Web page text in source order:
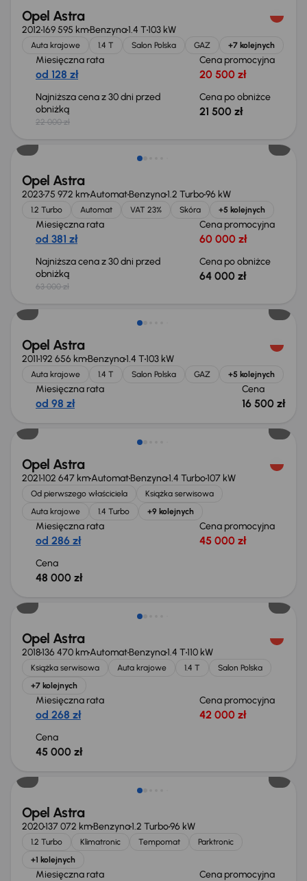
Opel Astra
2012169 595 kmBenzyna1.4 T103 kW
Auta krajowe 1.4 T Salon Polska GAZ +7 kolejnych
Miesięczna rata
od 128 zł
Cena promocyjna
20 500 zł
Najniższa cena z 30 dni przed
obniżką
22 000 zł
Cena po obniżce
21 500 zł
Możliwość odliczenia VAT
Opel Astra
202375 972 kmAutomatBenzyna1.2 Turbo96 kW
1.2 Turbo Automat VAT 23% Skóra +5 kolejnych
Miesięczna rata
od 381 zł
Cena promocyjna
60 000 zł
Najniższa cena z 30 dni przed
obniżką
63 000 zł
Cena po obniżce
64 000 zł
Extra zniżka 1 300 zł
Opel Astra
2011192 656 kmBenzyna1.4 T103 kW
Auta krajowe 1.4 T Salon Polska GAZ +5 kolejnych
Miesięczna rata
od 98 zł
Cena
16 500 zł
Możliwość odliczenia VAT
Opel Astra
2021102 647 kmAutomatBenzyna1.4 Turbo107 kW
Od pierwszego właściciela
Książka serwisowa
Auta krajowe
1.4 Turbo +9 kolejnych
Miesięczna rata
od 286 zł
Cena promocyjna
45 000 zł
Cena
48 000 zł
Możliwość odliczenia VAT
Opel Astra
2018136 470 kmAutomatBenzyna1.4 T110 kW
Książka serwisowa Auta krajowe 1.4 T
Salon Polska
+7 kolejnych
Miesięczna rata
od 268 zł
Cena promocyjna
42 000 zł
Cena
45 000 zł
Extra zniżka 2 200 zł
Opel Astra
2020137 072 kmBenzyna1.2 Turbo96 kW
1.2 Turbo Klimatronic Tempomat
Parktronic
+1 kolejnych
Miesięczna rata Cena promocyjna